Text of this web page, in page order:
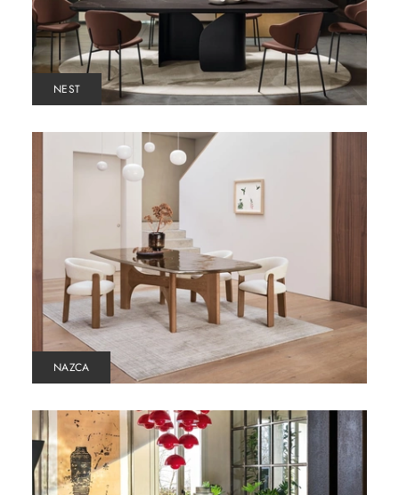
NEST
NAZCA